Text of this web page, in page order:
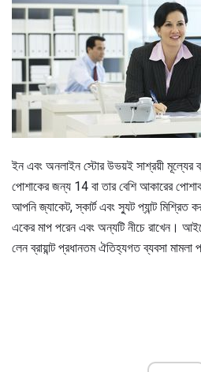
ইন এবং অনলাইন স্টোর উভয়ই সাশ্রয়ী মূল্যের
পোশাকের জন্য 14 বা তার বেশি আকারের
আপনি জ্যাকেট, স্কার্ট এবং স্যুট প্যান্ট মিশ্রিত
একের মাপ পরেন এবং অন্যটি নীচে রাখেন।
লেন ব্রায়ান্ট প্রধানতম ঐতিহ্যগত ব্যবসা মামলা